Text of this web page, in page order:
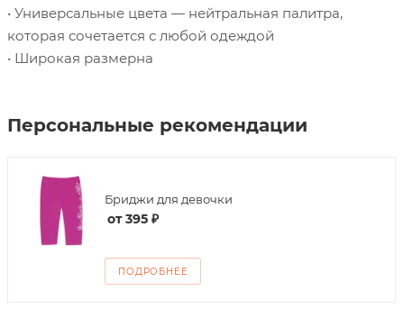
• Универсальные цвета — нейтральная палитра,
которая сочетается с любой одеждой
• Широкая размерна
Персональные рекомендации
Бриджи для девочки
от395 ₽
ПОДРОБНЕЕ